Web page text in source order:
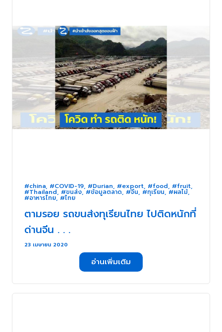
#china, #COVID-19, #Durian, #export, #food, #fruit,
#Thailand, #ขนส่ง,#ข้อมูลตลาด, #จีน, #ทุเรียน,#ผลไม้,
#อาหารไทย, #ไทย
ตามรอย รถขนส่งทุเรียนไทย ไปติดหนักที่
ด่านจีน . . .
23 เมษายน 2020
อ่านเพิ่มเติม